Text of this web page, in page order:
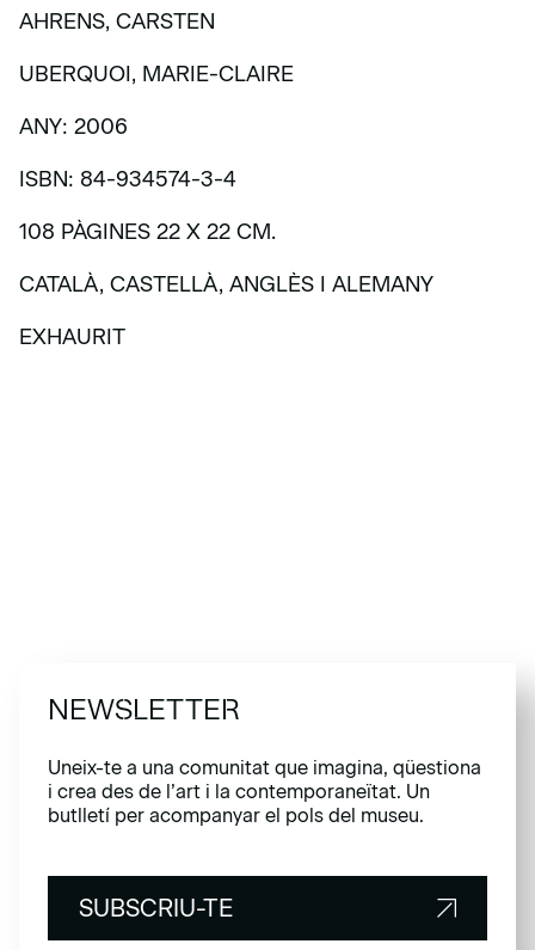
AHRENS, CARSTEN
UBERQUOI, MARIE-CLAIRE
ANY: 2006
ISBN: 84-934574-3-4
108 PÀGINES 22 X 22 CM.
CATALÀ, CASTELLÀ, ANGLÈS I ALEMANY
EXHAURIT
NEWSLETTER
Uneix-te a una comunitat que imagina, qüestiona
i crea des de l’art i la contemporaneïtat. Un
butlletí per acompanyar el pols del museu.
SUBSCRIU-TE